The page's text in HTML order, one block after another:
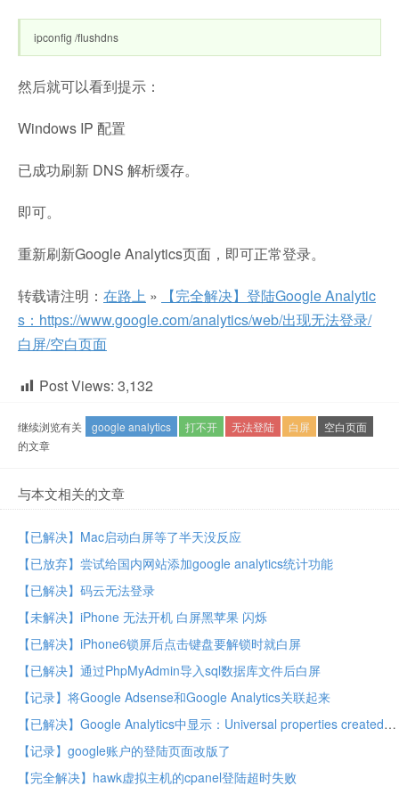
ipconfig /flushdns
然后就可以看到提示：
Windows IP 配置
已成功刷新 DNS 解析缓存。
即可。
重新刷新Google Analytics页面，即可正常登录。
转载请注明： 在路上 »
【完全解决】登陆Google Analytic
s：https://www.google.com/analytics/web/出现无法登录/
白屏/空白页面
Post Views: 3,132
继续浏览有关 google analytics 打不开 无法登陆 白屏
空白页面
的文章
与本文相关的文章
【已解决】Mac启动白屏等了半天没反应
【已放弃】尝试给国内网站添加google analytics统计功能
【已解决】码云无法登录
【未解决】iPhone 无法开机 白屏黑苹果 闪烁
【已解决】iPhone6锁屏后点击键盘要解锁时就白屏
【已解决】通过PhpMyAdmin导入sql数据库文件后白屏
【记录】将Google Adsense和Google Analytics关联起来
【已解决】Google Analytics中显示：Universal properties created prior to December 2013 may temporarily report doubled Visits counts between the hours of 0500-0800 in the View timezone
【记录】google账户的登陆页面改版了
【完全解决】hawk虚拟主机的cpanel登陆超时失败